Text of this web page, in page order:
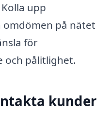
upp
på nätet
för
och pålitlighet.
kunder